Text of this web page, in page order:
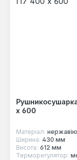
х 600
Матеріал:
Ширина: 430 мм
Висота: 612 мм
Терморегулятор: